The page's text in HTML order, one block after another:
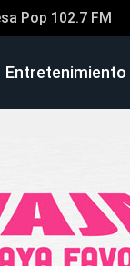
Pop 102.7 FM
Entretenimiento